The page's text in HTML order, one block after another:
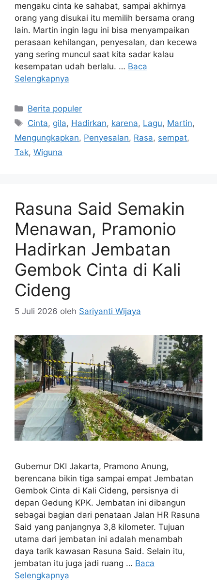
mengaku cinta ke sahabat, sampai akhirnya
orang yang disukai itu memilih bersama orang
lain. Martin ingin lagu ini bisa menyampaikan
perasaan kehilangan, penyesalan, dan kecewa
yang sering muncul saat kita sadar kalau
kesempatan udah berlalu. … Baca
Selengkapnya
Kategori
Berita populer
Tag
Cinta, gila, Hadirkan, karena, Lagu, Martin,
Mengungkapkan, Penyesalan, Rasa, sempat,
Tak, Wiguna
Rasuna Said Semakin
Menawan, Pramonio
Hadirkan Jembatan
Gembok Cinta di Kali
Cideng
5 Juli 2026 oleh Sariyanti Wijaya
Gubernur DKI Jakarta, Pramono Anung,
berencana bikin tiga sampai empat Jembatan
Gembok Cinta di Kali Cideng, persisnya di
depan Gedung KPK. Jembatan ini dibangun
sebagai bagian dari penataan Jalan HR Rasuna
Said yang panjangnya 3,8 kilometer. Tujuan
utama dari jembatan ini adalah menambah
daya tarik kawasan Rasuna Said. Selain itu,
jembatan itu juga jadi ruang … Baca
Selengkapnya